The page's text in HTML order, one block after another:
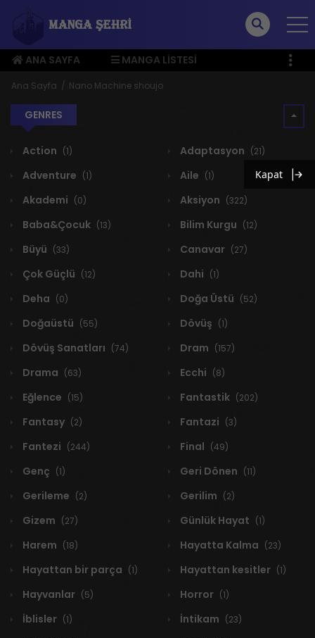
ANA SAYFA
MANGA LISTESI
ÜYE MENÜSÜ
Ana Sayfa Nano Machine shoujo
GENRES
Action (1) Adaptasyon (21)
Adventure (1) Aile (1)
Akademi (0) Aksiyon (322)
Baba&Çocuk (13) Bilim Kurgu (12)
Büyü (33) Canavar (27)
Çok Güçlü (12) Dahi (1)
Deha (0) Doğa Üstü (52)
Doğaüstü (55) Dövüş (1)
Dövüş Sanatları (74) Dram (157)
Drama (63) Ecchi (8)
Eğlence (15) Fantastik (202)
Fantasy (2) Fantazi (3)
Fantezi (244) Final (49)
Genç (1) Geri Dönen (11)
Gerileme (2) Gerilim (2)
Gizem (27) Günlük Hayat (1)
Harem (18) Hayatta Kalma (23)
Hayattan bir parça (1) Hayattan kesitler (1)
Hayvanlar (5) Horror (1)
İblisler (1) İntikam (23)
Kapat